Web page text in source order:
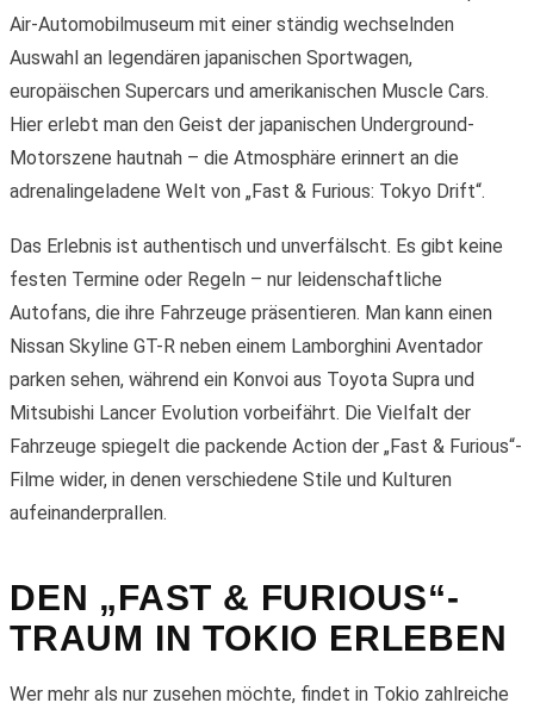
Air-Automobilmuseum mit einer ständig wechselnden
Auswahl an legendären japanischen Sportwagen,
europäischen Supercars und amerikanischen Muscle Cars.
Hier erlebt man den Geist der japanischen Underground-
Motorszene hautnah – die Atmosphäre erinnert an die
adrenalingeladene Welt von „Fast & Furious: Tokyo Drift“.
Das Erlebnis ist authentisch und unverfälscht. Es gibt keine
festen Termine oder Regeln – nur leidenschaftliche
Autofans, die ihre Fahrzeuge präsentieren. Man kann einen
Nissan Skyline GT-R neben einem Lamborghini Aventador
parken sehen, während ein Konvoi aus Toyota Supra und
Mitsubishi Lancer Evolution vorbeifährt. Die Vielfalt der
Fahrzeuge spiegelt die packende Action der „Fast & Furious“-
Filme wider, in denen verschiedene Stile und Kulturen
aufeinanderprallen.
DEN „FAST & FURIOUS“-
TRAUM IN TOKIO ERLEBEN
Wer mehr als nur zusehen möchte, findet in Tokio zahlreiche